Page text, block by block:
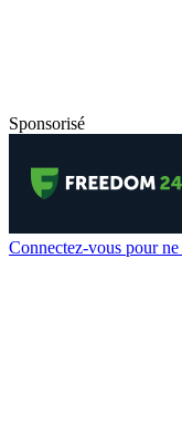
Sponsorisé
Connectez-vous pour